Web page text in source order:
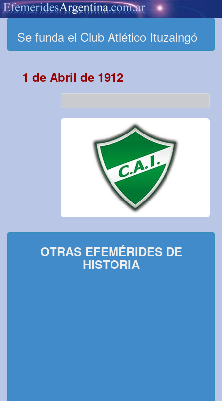
Se funda el Club Atlético Ituzaingó
1 de Abril de 1912
OTRAS EFEMÉRIDES DE
HISTORIA